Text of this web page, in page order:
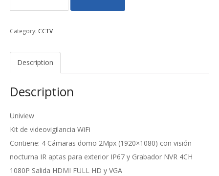
2
Category: CCTV
Description
Description
Uniview
Kit de videovigilancia WiFi
Contiene: 4 Cámaras domo 2Mpx (1920×1080) con visión
nocturna IR aptas para exterior IP67 y Grabador NVR 4CH
1080P Salida HDMI FULL HD y VGA